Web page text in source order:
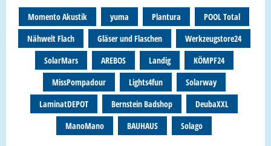
Momento Akustik yuma Plantura
POOL Total
Nähwelt Flach
Gläser und Flaschen
Werkzeugstore24
SolarMars
AREBOS Landig
KÖMPF24
MissPompadour
Lights4fun
Solarway
LaminatDEPOT
Bernstein Badshop
DeubaXXL
ManoMano
BAUHAUS Solago